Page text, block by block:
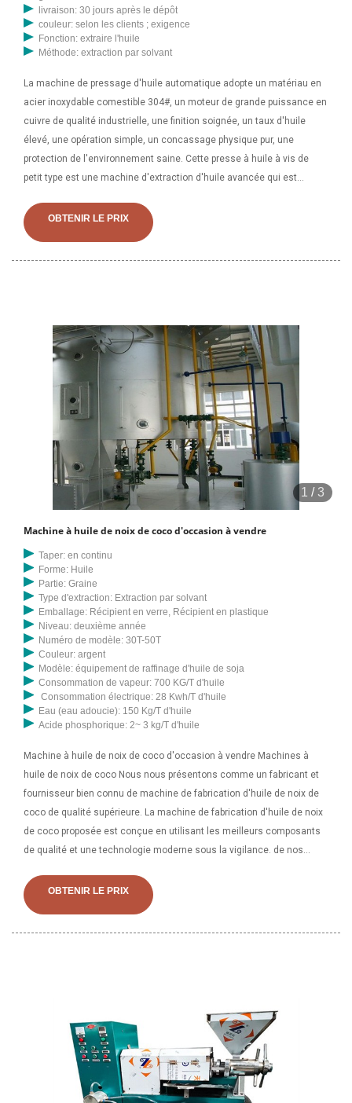
livraison: 30 jours après le dépôt
couleur: selon les clients ; exigence
Fonction: extraire l'huile
Méthode: extraction par solvant
La machine de pressage d'huile automatique adopte un matériau en
acier inoxydable comestible 304#, un moteur de grande puissance en
cuivre de qualité industrielle, une finition soignée, un taux d'huile
élevé, une opération simple, un concassage physique pur, une
protection de l'environnement saine. Cette presse à huile à vis de
petit type est une machine d'extraction d'huile avancée qui est
petite presse à huile de noix de coco sont proposés à la vente par les
fournisseurs sur Alibaba. Une large gamme d'options de petite presse
OBTENIR LE PRIX
1 /3
Machine à huile de noix de coco d'occasion à vendre
Taper: en continu
Forme: Huile
Partie: Graine
Type d'extraction: Extraction par solvant
Emballage: Récipient en verre, Récipient en plastique
Niveau: deuxième année
Numéro de modèle: 30T-50T
Couleur: argent
Modèle: équipement de raffinage d'huile de soja
Consommation de vapeur: 700 KG/T d'huile
Consommation électrique: 28 Kwh/T d'huile
Eau (eau adoucie): 150 Kg/T d'huile
Acide phosphorique: 2~ 3 kg/T d'huile
Machine à huile de noix de coco d'occasion à vendre Machines à
huile de noix de coco Nous nous présentons comme un fabricant et
fournisseur bien connu de machine de fabrication d'huile de noix de
coco de qualité supérieure. La machine de fabrication d'huile de noix
de coco proposée est conçue en utilisant les meilleurs composants
de qualité et une technologie moderne sous la vigilance. de nos
vendre. Généralement, une petite ligne complète de pressage d'huile
est composée d'un équipement de nettoyage, d'un cuiseur, d'une
OBTENIR LE PRIX